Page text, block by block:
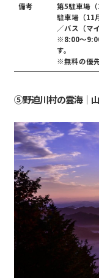
備考
第5駐車場
駐車場（11
／バス（マ
※8:00～
す。
※無料の優
⑤野迫川村の雲海｜